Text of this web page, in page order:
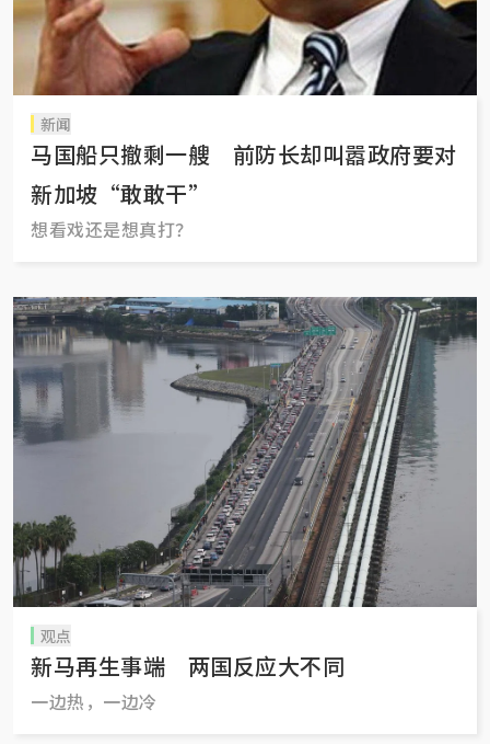
新闻
马国船只撤剩一艘 前防长却叫嚣政府要对
新加坡“敢敢干”
想看戏还是想真打？
观点
新马再生事端 两国反应大不同
一边热，一边冷